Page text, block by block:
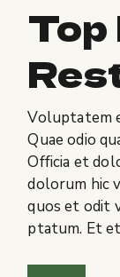
Top
Voluptatem
Quae odio
Officia et
dolorum hic
quos et odit
ptatum. Et